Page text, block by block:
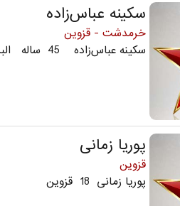
سکینه عباس‌زاده
خرمدشت - قزوین
سکینه عباس‌زاده 45 ساله البرز ...
پوریا زمانی
قزوین
پوریا زمانی 18 قزوین